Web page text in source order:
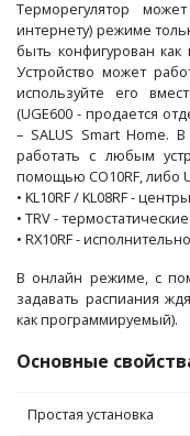
Терморегулятор
интернету) режиме
быть конфигурован как
Устройство может
используйте его
(UGE600 - продается
– SALUS Smart Home.
работать с любым
помощью CO10RF, либо
• KL10RF / KL08RF -
• TRV -
• RX10RF -
В онлайн режиме, с
задавать распиания
как программируемый).
Основные
Простая установка